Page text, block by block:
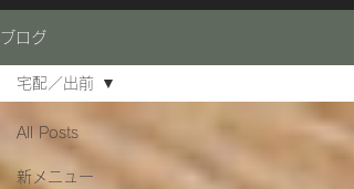
ブログ
All Posts
新メニュー
宅配／出前